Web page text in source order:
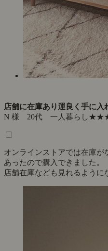
店舗に在庫あり運良く手に入
N 様 20代 一人暮らし
オンラインストアでは在庫が
あったので購入できました。
店舗在庫なども見れるように